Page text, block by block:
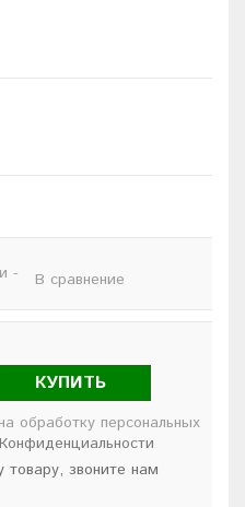
- В сравнение
КУПИТЬ
обработку персональных
товару, звоните нам